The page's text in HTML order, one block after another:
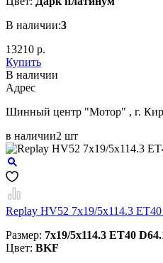
В наличии:3
13210 р.
Купить
В наличии
Aдрес
Шинный центр "Мотор" , г.
в наличии2 шт
Replay HV52 7x19/5x114.3 ET40
Размер: 7x19/5x114.3 ET40
Цвет: BKF